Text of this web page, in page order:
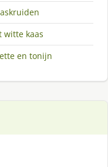
witte kaas
en tonijn